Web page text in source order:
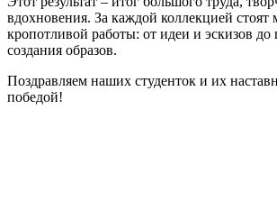
вдохновения. За каждой коллекцией стоят
кропотливой работы: от идеи и эскизов до
создания образов.
Поздравляем наших студенток и их
победой!